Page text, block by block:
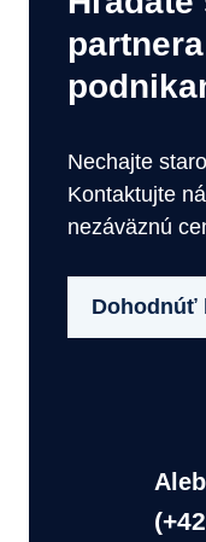
Nechajte
Kontaktujte
nezáväznú
Dohodnúť